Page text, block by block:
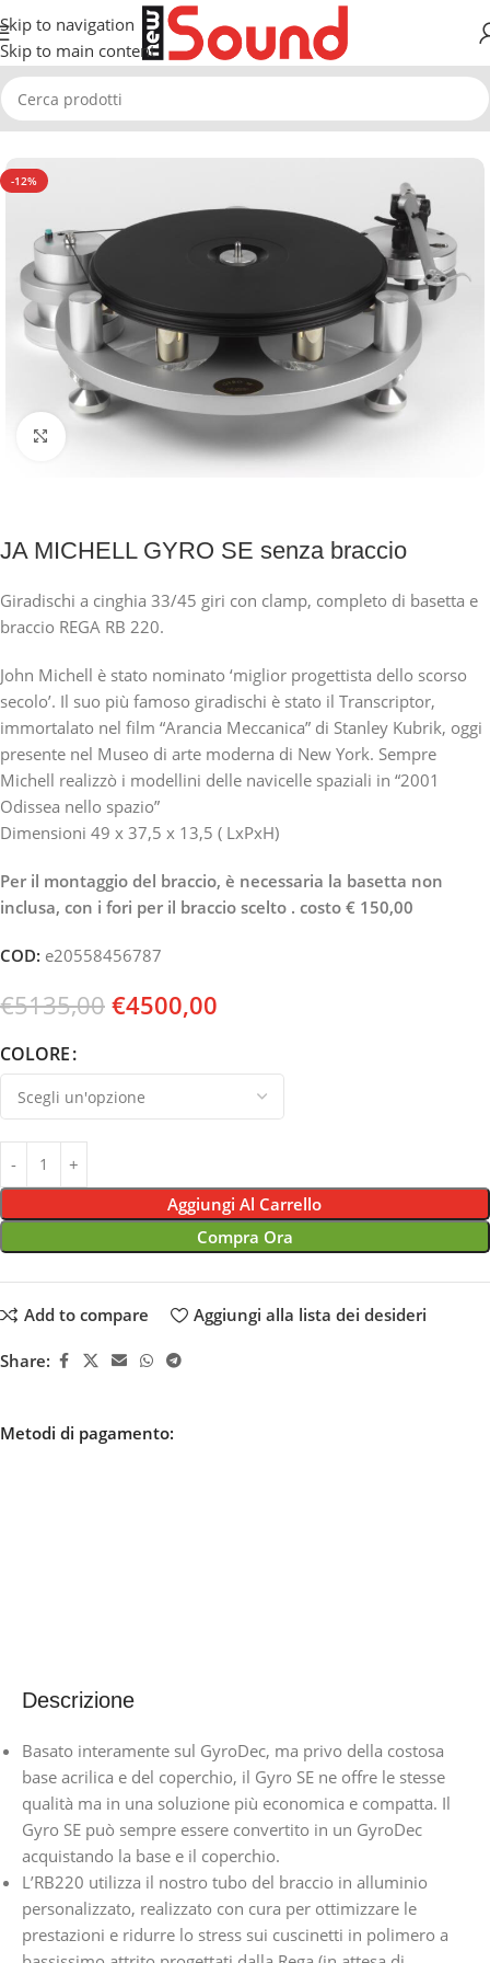
Skip to navigation
Skip to main content
Home Giradischi, bracci e testine GIRADISCHI
-12%
Clicca per ingrandire
JA MICHELL GYRO SE senza braccio
Giradischi a cinghia 33/45 giri con clamp, completo di basetta e
braccio REGA RB 220.
John Michell è stato nominato ‘miglior progettista dello scorso
secolo’. Il suo più famoso giradischi è stato il Transcriptor,
immortalato nel film “Arancia Meccanica” di Stanley Kubrik, oggi
presente nel Museo di arte moderna di New York. Sempre
Michell realizzò i modellini delle navicelle spaziali in “2001
Odissea nello spazio”
Dimensioni 49 x 37,5 x 13,5 ( LxPxH)
Per il montaggio del braccio, è necessaria la basetta non
inclusa, con i fori per il braccio scelto . costo € 150,00
COD: e20558456787
€5135,00 €4500,00
COLORE
Aggiungi Al Carrello
Compra Ora
Add to compare Aggiungi alla lista dei desideri
Share:
Metodi di pagamento:
Descrizione
Basato interamente sul GyroDec, ma privo della costosa
base acrilica e del coperchio, il Gyro SE ne offre le stesse
qualità ma in una soluzione più economica e compatta. Il
Gyro SE può sempre essere convertito in un GyroDec
acquistando la base e il coperchio.
L’RB220 utilizza il nostro tubo del braccio in alluminio
personalizzato, realizzato con cura per ottimizzare le
prestazioni e ridurre lo stress sui cuscinetti in polimero a